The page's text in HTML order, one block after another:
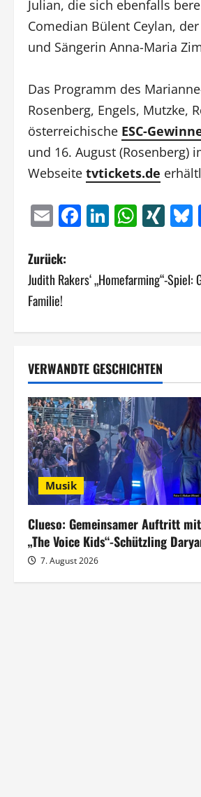
Julian, die sich ebenfalls
Comedian Bülent Ceylan,
und Sängerin Anna-Maria
Das Programm des
Rosenberg, Engels, Mutzke,
österreichische ESC-
und 16. August (Rosenberg)
Webseite tvtickets.de
EmailFacebook
B
e
r
a
g
s
n
a
v
i
Zurück:
Judith Rakers‘ „Homefarming“-
Familie!
VERWANDTE GESCHICHTEN
Musik
Clueso: Gemeinsamer Auftritt mit
„The Voice Kids“-Schützling
7. August 2026